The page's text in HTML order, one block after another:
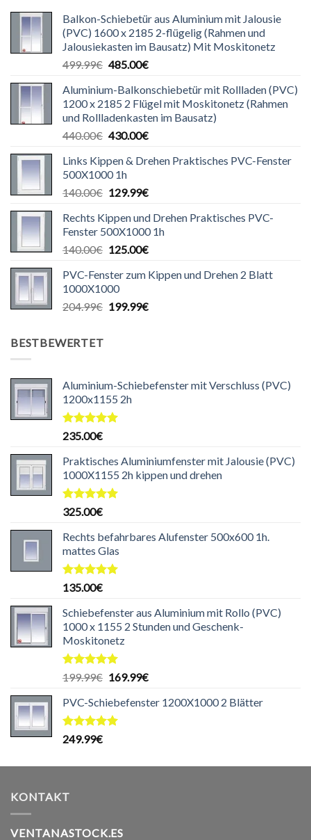
Balkon-Schiebetür aus Aluminium mit Jalousie
(PVC) 1600 x 2185 2-flügelig (Rahmen und
Jalousiekasten im Bausatz) Mit Moskitonetz
499.99€ Ursprünglicher
war:
499.99€
485.00€Aktueller
ist:
485.00€.
Aluminium-Balkonschiebetür mit Rollladen (PVC)
1200 x 2185 2 Flügel mit Moskitonetz (Rahmen
und Rollladenkasten im Bausatz)
440.00€ Ursprünglicher
war:
440.00€
430.00€Aktueller
ist:
Links Kippen & Drehen Praktisches PVC-Fenster
500X1000 1h
140.00€ Ursprünglicher
war:
140.00€
129.99€Aktueller
ist:
129.99€.
Rechts Kippen und Drehen Praktisches PVC-
Fenster 500X1000 1h
140.00€ Ursprünglicher
war:
140.00€
125.00€Aktueller
ist:
PVC-Fenster zum Kippen und Drehen 2 Blatt
1000X1000
204.99€ Ursprünglicher
199.99€Aktueller
BESTBEWERTET
Aluminium-Schiebefenster mit Verschluss (PVC)
1200x1155 2h
Bewertet
von 5
235.00€
Praktisches Aluminiumfenster mit Jalousie (PVC)
1000X1155 2h kippen und drehen
Bewertet
von 5
325.00€
Rechts befahrbares Alufenster 500x600 1h.
mattes Glas
Bewertet
von 5
135.00€
Schiebefenster aus Aluminium mit Rollo (PVC)
1000 x 1155 2 Stunden und Geschenk-
Moskitonetz
Bewertet
von 5
199.99€ Ursprünglicher
war:
199.99€
169.99€Aktueller
ist:
PVC-Schiebefenster 1200X1000 2 Blätter
Bewertet
249.99€
KONTAKT
VENTANASTOCK.ES